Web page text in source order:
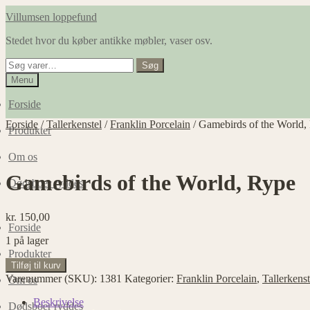
Spring
navigation
Spring
indhold
Villumsen loppefund
Stedet hvor du køber antikke møbler, vaser osv.
Søg
efter:
Søg
Menu
Forside
Produkter
Om os
Dødsboer ryddes
Forside
Produkter
Om os
Dødsboer ryddes
Forside /Tallerkenstel /Franklin Porcelain /Gamebirds of the World,
Gamebirds of the World, Rype
kr. 150,00
1 på lager
Gamebirds
of
the
World,
Tilføj til kurv
Varenummer (SKU): 1381 Kategorier: Franklin Porcelain,
Beskrivelse